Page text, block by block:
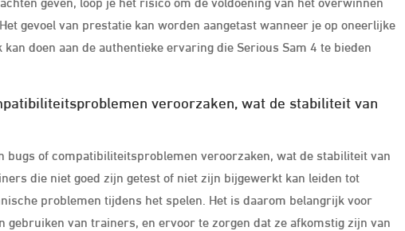
gevoel van prestatie kan worden aangetast wanneer je op oneerlijke
doen aan de authentieke ervaring die Serious Sam 4 te bieden
veroorzaken, wat de stabiliteit van
bugs of compatibiliteitsproblemen veroorzaken, wat de stabiliteit van
die niet goed zijn getest of niet zijn bijgewerkt kan leiden tot
problemen tijdens het spelen. Het is daarom belangrijk voor
van trainers, en ervoor te zorgen dat ze afkomstig zijn van